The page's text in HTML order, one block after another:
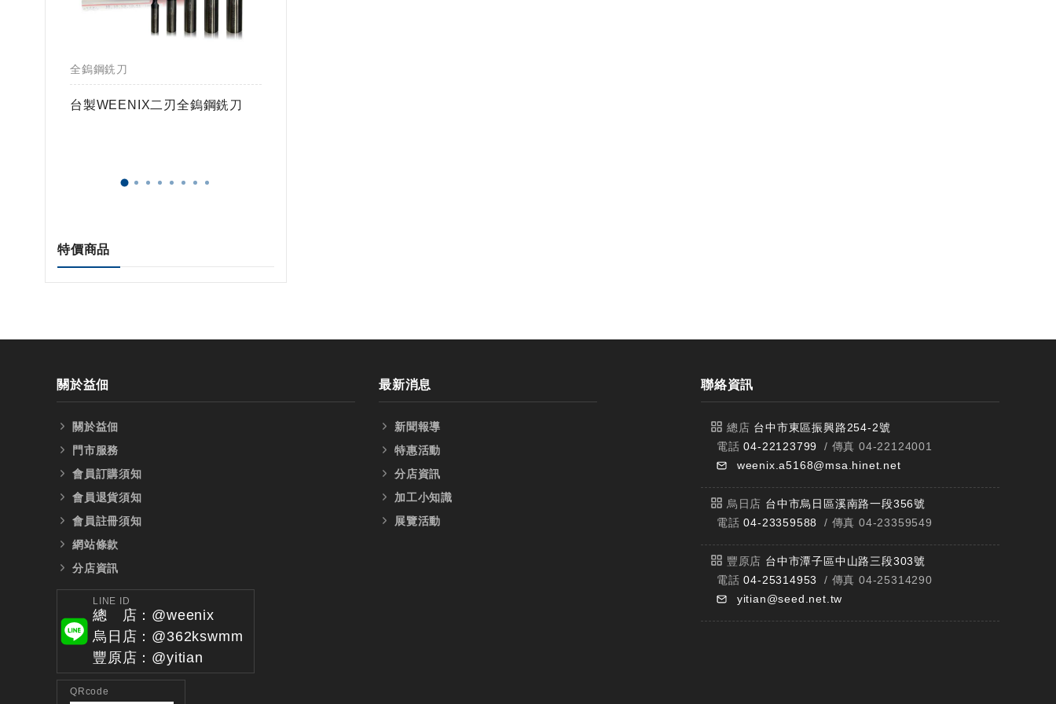
全鎢鋼銑刀
台製WEENIX二刃全鎢鋼銑刀
特價商品
關於益佃
關於益佃
門市服務
會員訂購須知
會員退貨須知
會員註冊須知
網站條款
分店資訊
LINE ID
總 店：@weenix
烏日店：@362kswmm
豐原店：@yitian
QRcode
最新消息
新聞報導
特惠活動
分店資訊
加工小知識
展覽活動
聯絡資訊
總店 台中市東區振興路254-2號
電話04-22123799
/ 傳真 04-22124001
weenix.a5168@msa.hinet.net
烏日店 台中市烏日區溪南路一段356號
電話04-23359588 / 傳真 04-23359549
豐原店 台中市潭子區中山路三段303號
電話04-25314953
/ 傳真 04-25314290
yitian@seed.net.tw